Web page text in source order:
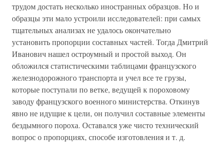
трудом достать несколько иностранных образцов. Но и
образцы эти мало устроили исследователей: при самых
тщательных анализах не удалось окончательно
установить пропорции составных частей. Тогда Дмитрий
Иванович нашел остроумный и простой выход. Он
обложился статистическими таблицами французского
железнодорожного транспорта и учел все те грузы,
которые поступали по ветке, ведущей к пороховому
заводу французского военного министерства. Откинув
явно не идущие к цели, он получил составные элементы
бездымного пороха. Оставался уже чисто технический
вопрос о пропорциях, способе изготовления и т. д.